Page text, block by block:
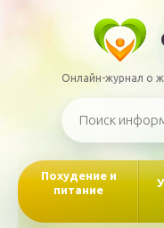
Онлайн-журнал о
Похудение и
питание